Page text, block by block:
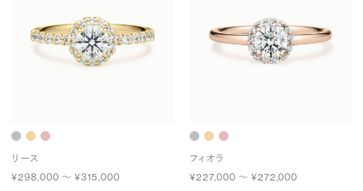
リース
¥298,000 〜 ¥315,000
フィオラ
¥227,000 〜 ¥272,000